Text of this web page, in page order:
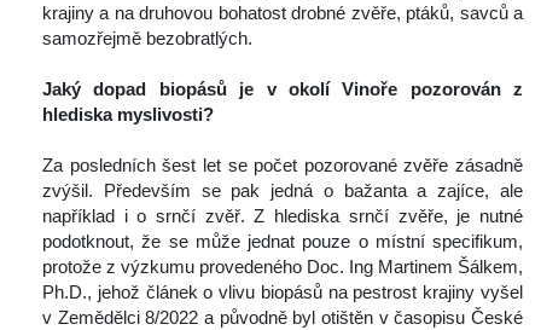
krajiny a na druhovou bohatost drobné zvěře, ptáků, savců a
amozřejmě bezobratlých.
Jaký dopad biopásů je v okolí Vinoře pozorován z
hlediska myslivosti?
Za posledních šest let se počet pozorované zvěře zásadně
zvýšil. Především se pak jedná o bažanta a zajíce, ale
například i o srnčí zvěř. Z hlediska srnčí zvěře, je nutné
podotknout, že se může jednat pouze o místní specifikum,
protože z výzkumu provedeného Doc. Ing Martinem Šálkem,
Ph.D., jehož článek o vlivu biopásů na pestrost krajiny vyšel
v Zemědělci 8/2022 a původně byl otištěn v časopisu České